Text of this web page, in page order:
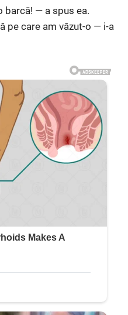
barcă! — a spus ea.
pe care am văzut-o — i-a